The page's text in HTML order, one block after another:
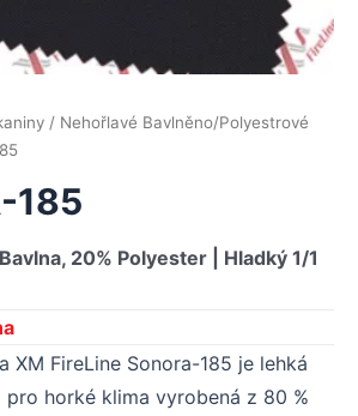
/ Nehořlavé Bavlněno/Polyestrové
185
20% Polyester | Hladký 1/1
XM FireLine Sonora-185 je lehká
pro horké klima vyrobená z 80 %